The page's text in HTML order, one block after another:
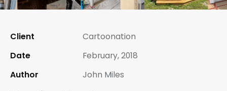
Client
Cartoonation
Date
February, 2018
Author
John Miles